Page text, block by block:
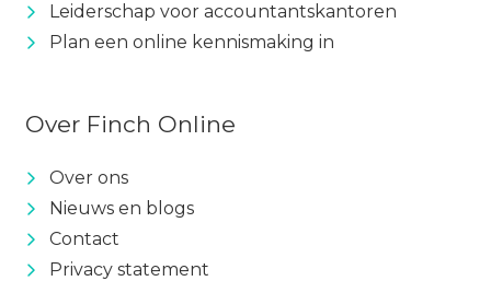
Leiderschap voor accountantskantoren
Plan een online kennismaking in
Over Finch Online
Over ons
Nieuws en blogs
Contact
Privacy statement